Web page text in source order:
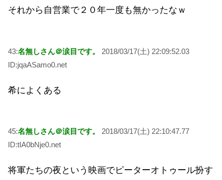
それから自営業で２０年一度も無かったなｗ
43:名無しさん＠涙目です。
2018/03/17(土) 22:09:52.03
ID:jqaASamo0.net
希によくある
45:名無しさん＠涙目です。
2018/03/17(土) 22:10:47.77
ID:tIA0bNje0.net
将軍たちの夜という映画でピーターオトゥール扮す